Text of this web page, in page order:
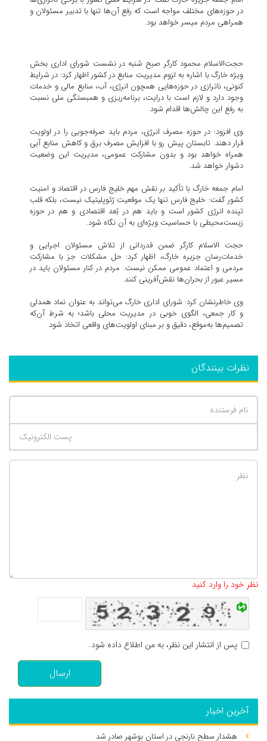
در حوزه‌های مختلف مواجه است که رفع آن‌ها تنها با تدبیر مسئولان و
همراهی مردم میسر خواهد بود.
حجت‌الاسلام محمود کارگر صبح شنبه در نشست شورای اداری بخش
ویژه خارگ با اشاره به لزوم مدیریت منابع در کشور اظهار کرد: در شرایط
کنونی، ناترازی در حوزه‌هایی همچون انرژی، آب، منابع مالی و خدمات
وجود دارد و لازم است با درایت، برنامه‌ریزی و همبستگی ملی نسبت
به رفع این چالش‌ها اقدام شود.
وی افزود: در حوزه مصرف انرژی، مردم باید صرفه‌جویی را در اولویت
قرار دهند. تابستان پیش رو با افزایش مصرف برق و کاهش منابع آبی
همراه خواهد بود و بدون مشارکت عمومی، مدیریت این وضعیت
دشوار خواهد شد.
امام جمعه خارگ با تأکید بر نقش مهم خلیج فارس در اقتصاد و امنیت
کشور گفت: خلیج فارس تنها یک موقعیت ژئوپلیتیک نیست، بلکه قلب
تپنده انرژی کشور است و باید هم در بُعد اقتصادی و هم در حوزه
زیست‌محیطی با حساسیت ویژه‌ای به آن نگاه شود.
حجت الاسلام کارگر ضمن قدردانی از تلاش مسئولان اجرایی و
خدمات‌رسان جزیره خارگ، اظهار کرد: حل مشکلات جز با مشارکت
مردمی و اعتماد عمومی ممکن نیست. مردم در کنار مسئولان باید در
مسیر عبور از بحران‌ها نقش‌آفرینی کنند.
وی خاطرنشان کرد: شورای اداری خارگ می‌تواند به عنوان نماد همدلی
و کار جمعی، الگوی خوبی در مدیریت محلی باشد؛ به شرط آن‌که
تصمیم‌ها به‌موقع، دقیق و بر مبنای اولویت‌های واقعی اتخاذ شود.
نظرات بینندگان
نظر خود را وارد کنید
پس از انتشار این نظر، به من اطلاع داده شود.
ارسال
آخرین اخبار
هشدار سطح نارنجی در استان بوشهر صادر شد